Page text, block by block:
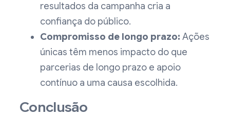
resultados da campanha cria a
confiança do público.
Compromisso de longo prazo: Ações
únicas têm menos impacto do que
parcerias de longo prazo e apoio
contínuo a uma causa escolhida.
Conclusão